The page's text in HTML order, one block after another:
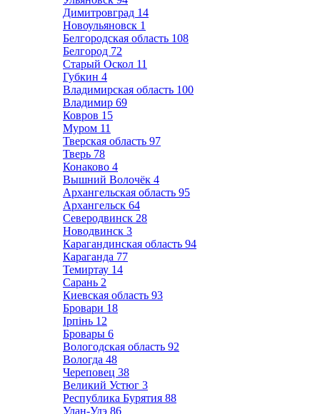
Димитровград 14
Новоульяновск 1
Белгородская область 108
Белгород 72
Старый Оскол 11
Губкин 4
Владимирская область 100
Владимир 69
Ковров 15
Муром 11
Тверская область 97
Тверь 78
Конаково 4
Вышний Волочёк 4
Архангельская область 95
Архангельск 64
Северодвинск 28
Новодвинск 3
Карагандинская область 94
Караганда 77
Темиртау 14
Сарань 2
Киевская область 93
Бровари 18
Ірпінь 12
Бровары 6
Вологодская область 92
Вологда 48
Череповец 38
Великий Устюг 3
Республика Бурятия 88
Улан-Удэ 86